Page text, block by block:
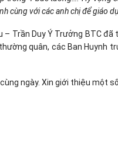
cùng với các anh chị để giáo
– Trần Duy Ý Trưởng BTC
quân, các Ban Huynh
ngày. Xin giới thiệu một